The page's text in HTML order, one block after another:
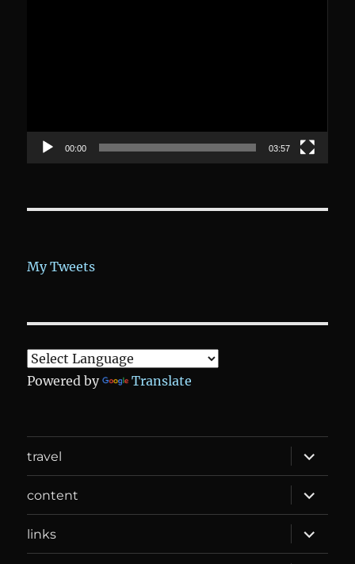
00:00 03:57
My Tweets
Powered by Translate
travel
expand
child
menu
content
expand
child
menu
links
expand
child
menu